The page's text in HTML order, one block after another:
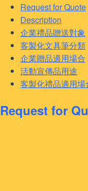
Request for Quote
Description
企業禮品贈送對象
客製化文具筆分類
企業贈品適用場合
活動宣傳品用途
客製化禮品適用場
Request for